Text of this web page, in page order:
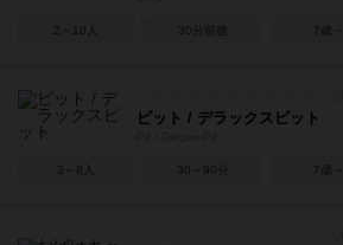
2～10人 30分前後 7歳～
ピット / デラックスピット
3～8人 30～90分 7歳～